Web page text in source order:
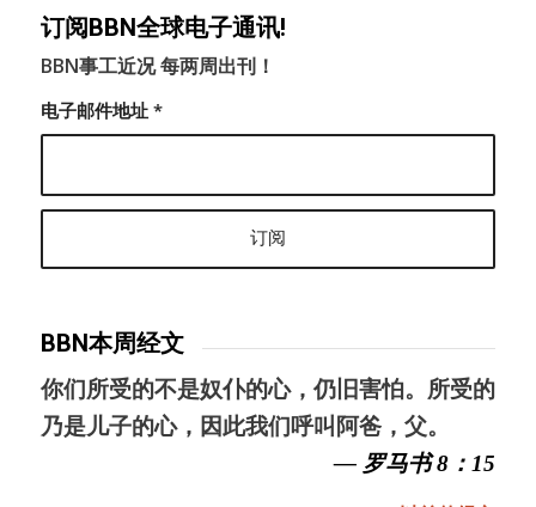
订阅BBN全球电子通讯!
BBN事工近况 每两周出刊！
电子邮件地址 *
BBN本周经文
你们所受的不是奴仆的心，仍旧害怕。所受的
乃是儿子的心，因此我们呼叫阿爸，父。
— 罗马书 8：15